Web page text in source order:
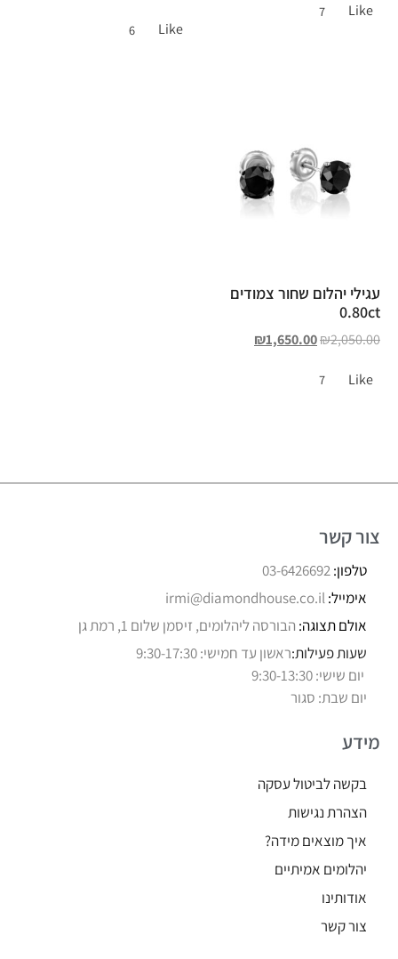
Like
7
Like
6
עגילי יהלום שחור צמודים
0.80ct
₪2,050.00
₪1,650.00
Like
7
צור קשר
טלפון:03-6426692
אימייל:irmi@diamondhouse.co.il
אולם תצוגה: הבורסה ליהלומים, זיסמן שלום 1, רמת גן
שעות פעילות:ראשון עד חמישי: 9:30-17:30
יום שישי: 9:30-13:30
יום שבת: סגור
מידע
בקשה לביטול עסקה
הצהרת נגישות
איך מוצאים מידה?
יהלומים אמיתיים
אודותינו
צור קשר